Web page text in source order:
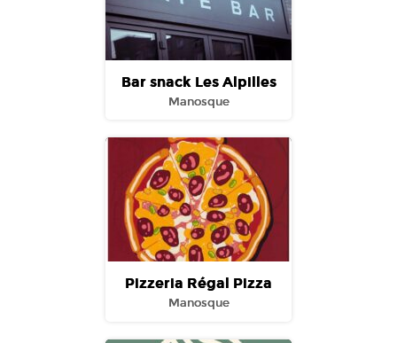
Bar snack Les Alpilles
Manosque
Pizzeria Régal Pizza
Manosque